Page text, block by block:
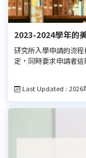
2023-2024學年的
研究所入學申請的流
定，同時要求申請者
Last Updated : 2026